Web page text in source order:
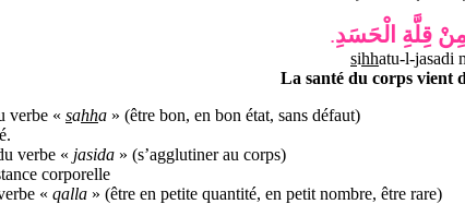
قِلَّةِ الْحَسَدِ.
sihhatu-l-jasadi
La santé du corps vient
verbe « sahha » (être bon, en bon état, sans défaut)
verbe « jasida » (s’agglutiner au corps)
corporelle
« qalla » (être en petite quantité, en petit nombre, être rare)